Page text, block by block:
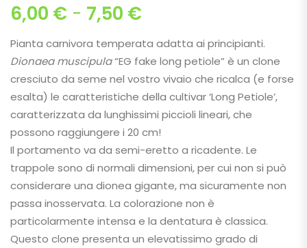
6,00 € - 7,50 €
Pianta carnivora temperata adatta ai principianti.
Dionaea muscipula“EG fake long petiole” è un clone
cresciuto da seme nel vostro vivaio che ricalca (e forse
esalta) le caratteristiche della cultivar ‘Long Petiole’,
caratterizzata da lunghissimi piccioli lineari, che
possono raggiungere i 20 cm!
Il portamento va da semi-eretto a ricadente. Le
trappole sono di normali dimensioni, per cui non si può
considerare una dionea gigante, ma sicuramente non
passa inosservata. La colorazione non è
particolarmente intensa e la dentatura è classica.
Questo clone presenta un elevatissimo grado di